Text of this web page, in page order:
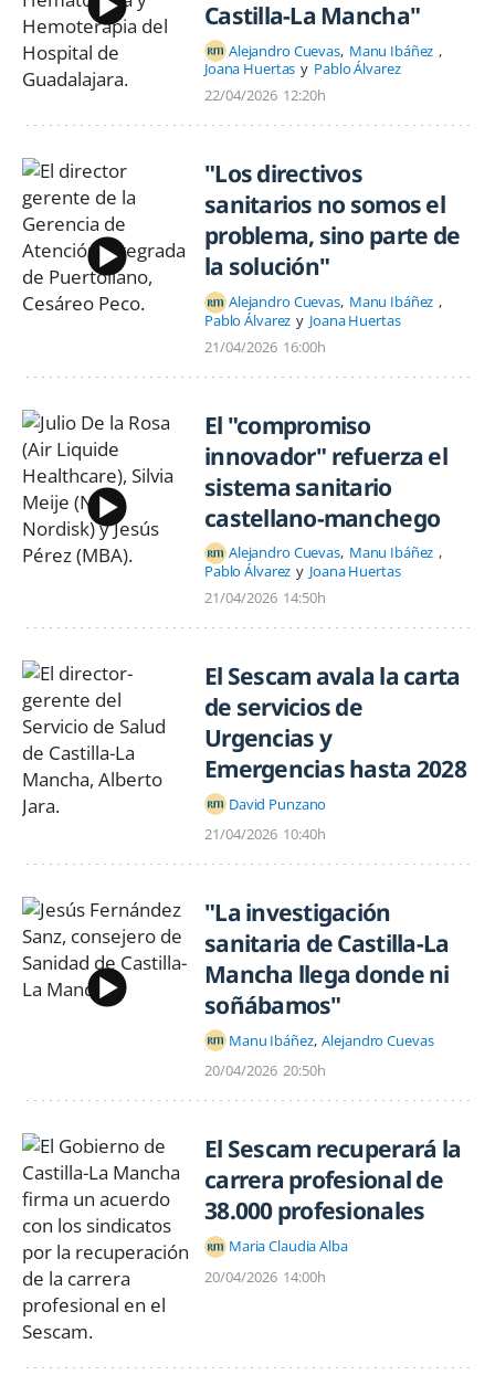
Castilla-La Mancha"
Alejandro Cuevas Manu Ibáñez
Joana Huertas
Pablo Álvarez
22/04/2026 12:20h
"Los directivos
sanitarios no somos el
problema, sino parte de
la solución"
Alejandro Cuevas Manu Ibáñez
Pablo Álvarez
Joana Huertas
21/04/2026 16:00h
El "compromiso
innovador" refuerza el
sistema sanitario
castellano-manchego
Alejandro Cuevas Manu Ibáñez
Pablo Álvarez
Joana Huertas
21/04/2026 14:50h
El Sescam avala la carta
de servicios de
Urgencias y
Emergencias hasta 2028
David Punzano
21/04/2026 10:40h
"La investigación
sanitaria de Castilla-La
Mancha llega donde ni
soñábamos"
Manu Ibáñez Alejandro Cuevas
20/04/2026 20:50h
El Sescam recuperará la
carrera profesional de
38.000 profesionales
Maria Claudia Alba
20/04/2026 14:00h